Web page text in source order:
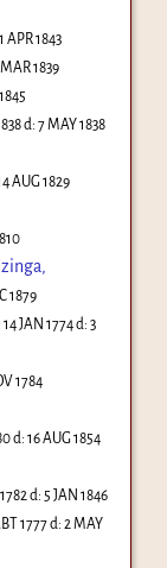
APR 1843
1839
d:7 MAY 1838
AUG 1829
1879
14 JAN 1774d:3
1784
d:16 AUG 1854
d: 5 JAN 1846
1777d:2 MAY